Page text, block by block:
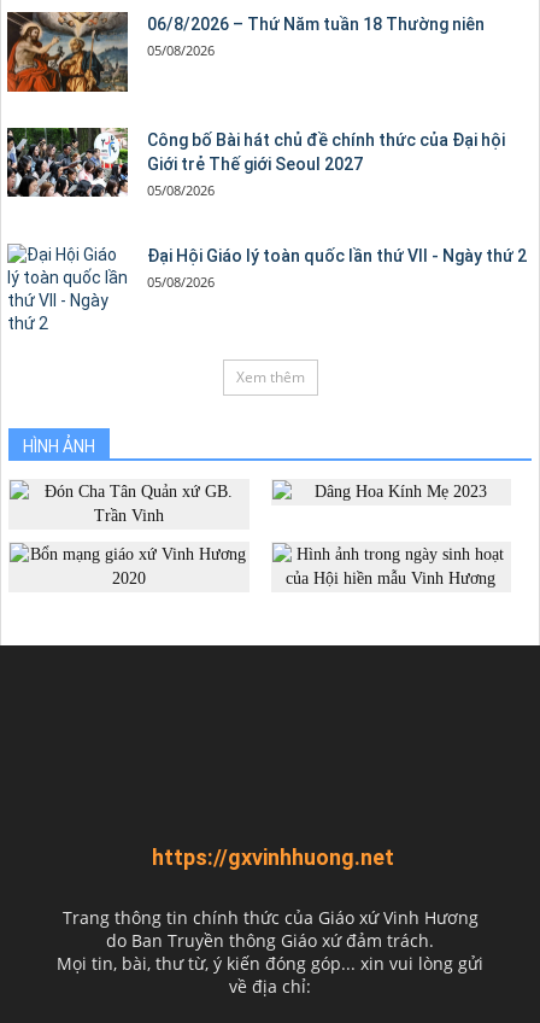
06/8/2026 – Thứ Năm tuần 18 Thường niên
05/08/2026
Công bố Bài hát chủ đề chính thức của Đại hội
Giới trẻ Thế giới Seoul 2027
05/08/2026
Đại Hội Giáo lý toàn quốc lần thứ VII - Ngày thứ 2
05/08/2026
Xem thêm
HÌNH ẢNH
https://gxvinhhuong.net
Trang thông tin chính thức của Giáo xứ Vinh Hương
do Ban Truyền thông Giáo xứ đảm trách.
Mọi tin, bài, thư từ, ý kiến đóng góp... xin vui lòng gửi
về địa chỉ: